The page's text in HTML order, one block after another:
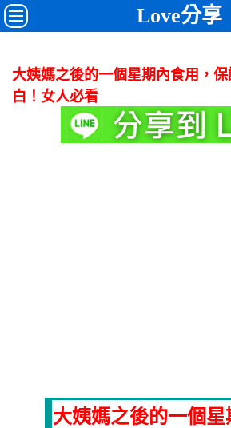
Love分享
大姨媽之後的一個星期內食用，
白！女人必看
大姨媽之後的一個星